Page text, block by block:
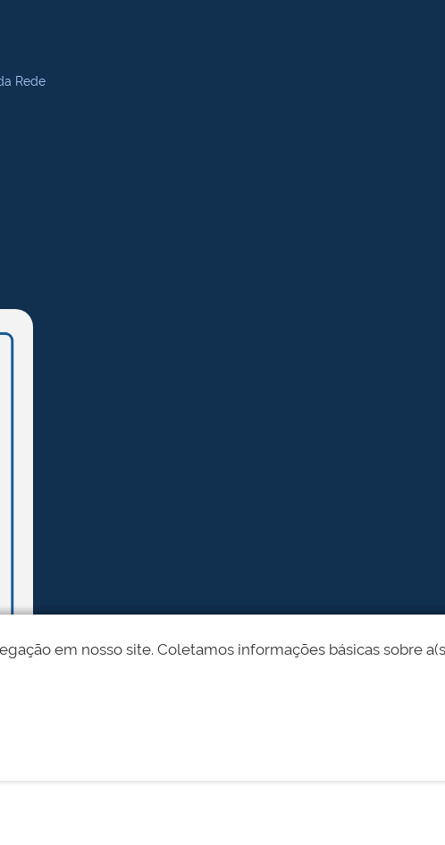
Rede
em nosso site. Coletamos informações básicas sobre